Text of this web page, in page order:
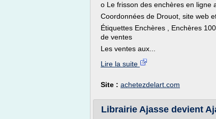
o Le frisson des enchères en ligne
Coordonnées de Drouot, site web
Étiquettes Enchères , Enchères
de ventes
Les ventes aux...
Lire la suite
Site : achetezdelart.com
Librairie Ajasse devient